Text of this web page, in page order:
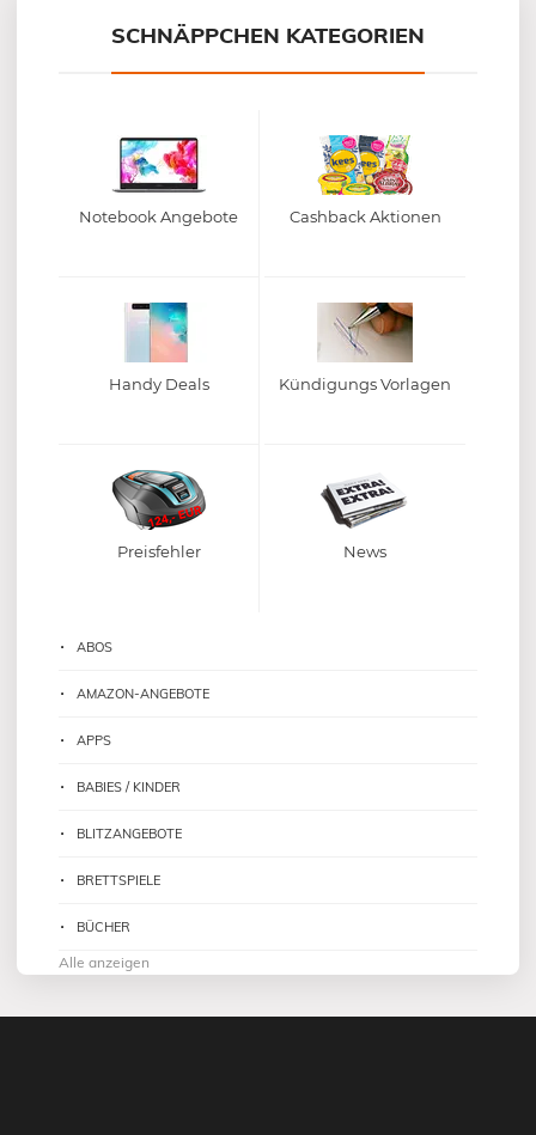
SCHNÄPPCHEN KATEGORIEN
Notebook Angebote Cashback Aktionen
Handy Deals Kündigungs Vorlagen
Preisfehler News
ABOS
AMAZON-ANGEBOTE
APPS
BABIES / KINDER
BLITZANGEBOTE
BRETTSPIELE
BÜCHER
Alle anzeigen